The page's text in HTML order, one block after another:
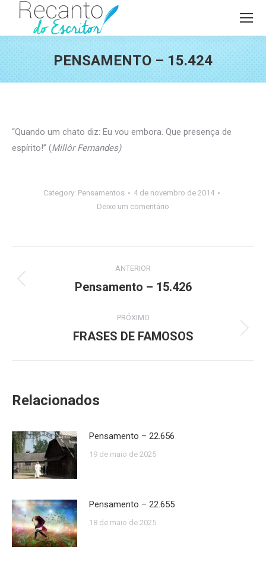
PENSAMENTO – 15.424
“Quando um chato diz: Eu vou embora. Que presença de
espírito!” (Millôr Fernandes)
Category: Pensamentos
4 de novembro de 2014
Deixe um comentário
de
ANTERIOR
Post
Pensamento – 15.426
PRÓXIMO
Próximo
FRASES DE FAMOSOS
Relacionados
Pensamento – 22.656
19 de maio de 2025
Pensamento – 22.655
18 de maio de 2025